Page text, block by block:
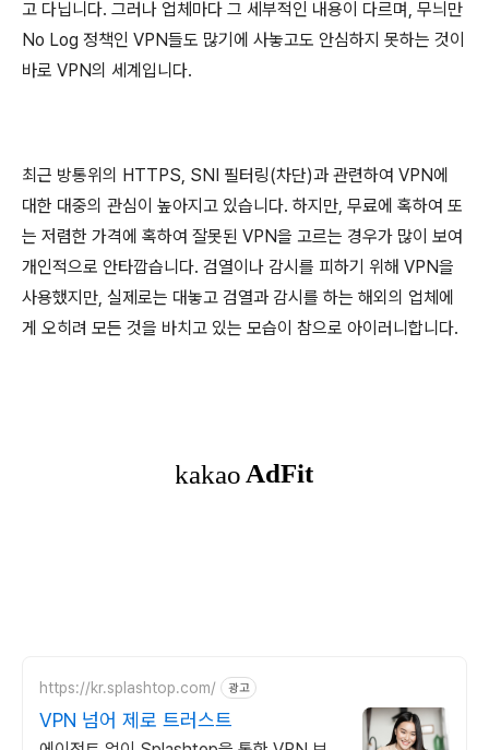
고 다닙니다. 그러나 업체마다 그 세부적인 내용이 다르며, 무늬만
No Log 정책인 VPN들도 많기에 사놓고도 안심하지 못하는 것이
바로 VPN의 세계입니다.
최근 방통위의 HTTPS, SNI 필터링(차단)과 관련하여 VPN에
대한 대중의 관심이 높아지고 있습니다. 하지만, 무료에 혹하여 또
는 저렴한 가격에 혹하여 잘못된 VPN을 고르는 경우가 많이 보여
개인적으로 안타깝습니다. 검열이나 감시를 피하기 위해 VPN을
사용했지만, 실제로는 대놓고 검열과 감시를 하는 해외의 업체에
게 오히려 모든 것을 바치고 있는 모습이 참으로 아이러니합니다.
https://kr.splashtop.com/ 광고
VPN 넘어 제로 트러스트